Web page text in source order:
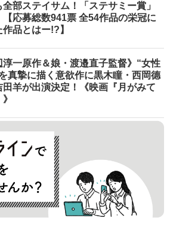
全部ステイサム！「ステサミー賞」
【応募総数941票 全54作品の栄冠に
品とはー!?】
淳一原作＆娘・渡邉直子監督》“女性
真摯に描く意欲作に黒木瞳・西岡德
田羊が出演決定！《映画『月がみて